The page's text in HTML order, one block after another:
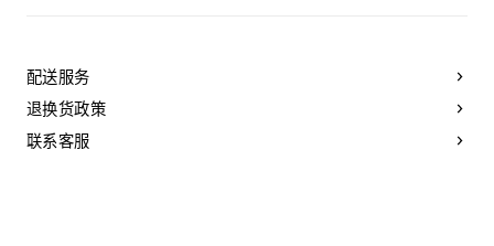
建议您：
- 防止潮湿；避免接触液体、护手霜、洗手液、化妆品及香水。
如果您的手袋不慎接触到水或上述物质，请用干燥且不带绒毛
配送服务
退换货政策
联系客服